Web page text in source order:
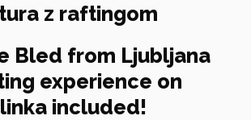
z raftingom
Bled from Ljubljana
experience on
included!